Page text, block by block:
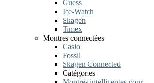
Guess
Ice-Watch
Skagen
Timex
Montres connectées
Casio
Fossil
Skagen Connected
Catégories